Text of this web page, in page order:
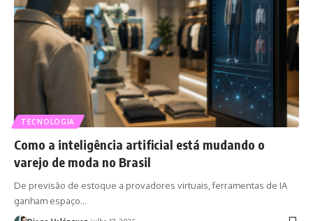
TECNOLOGIA
Como a inteligência artificial está mudando o
varejo de moda no Brasil
De previsão de estoque a provadores virtuais, ferramentas de IA
ganham espaço…